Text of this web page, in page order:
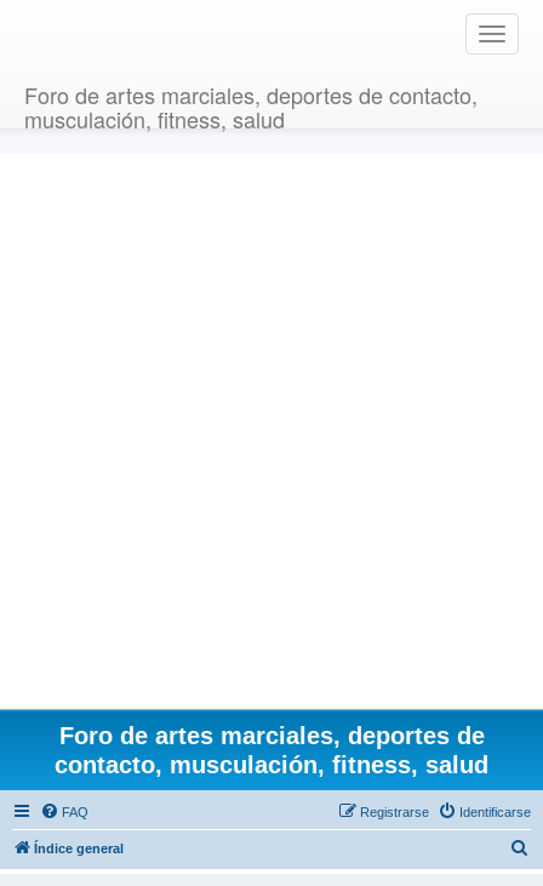
T
o
Foro de artes marciales, deportes de contacto,
musculación, fitness, salud
Foro de artes marciales, deportes de
contacto, musculación, fitness, salud
FAQ Identificarse
Registrarse
Índice general